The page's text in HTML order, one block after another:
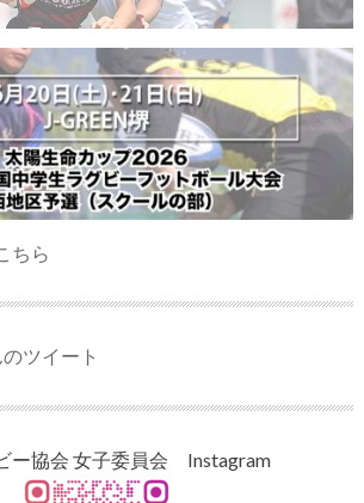
ちら
ツイート
ー協会 女子委員会 Instagram